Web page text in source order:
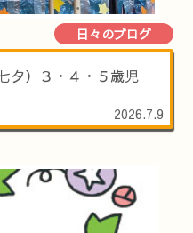
日々のブログ
夕）３・４・５歳児
2026.7.9